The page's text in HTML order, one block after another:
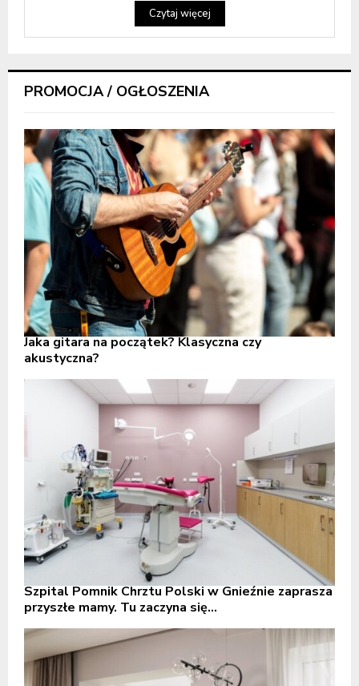
Czytaj więcej
PROMOCJA / OGŁOSZENIA
Jaka gitara na początek? Klasyczna czy
akustyczna?
Szpital Pomnik Chrztu Polski w Gnieźnie zaprasza
przyszłe mamy. Tu zaczyna się...